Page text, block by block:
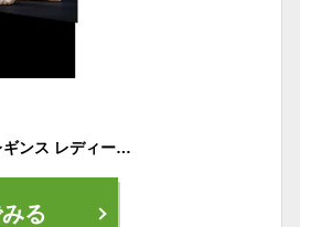
【エントリーでP10倍】ライザップ 着圧 レギンス レディース 年間 グンゼ 10分丈 カロリー消費 美脚 加圧 コンプレッション ライトスポーツ ウォーキング マチ付き 1年中はける 黒 脚細 細見え 美尻 ヒップアップ 加圧 ロゴ入り ジム RIZAP GUNZE RZF201 M-LL GUNZE21
る